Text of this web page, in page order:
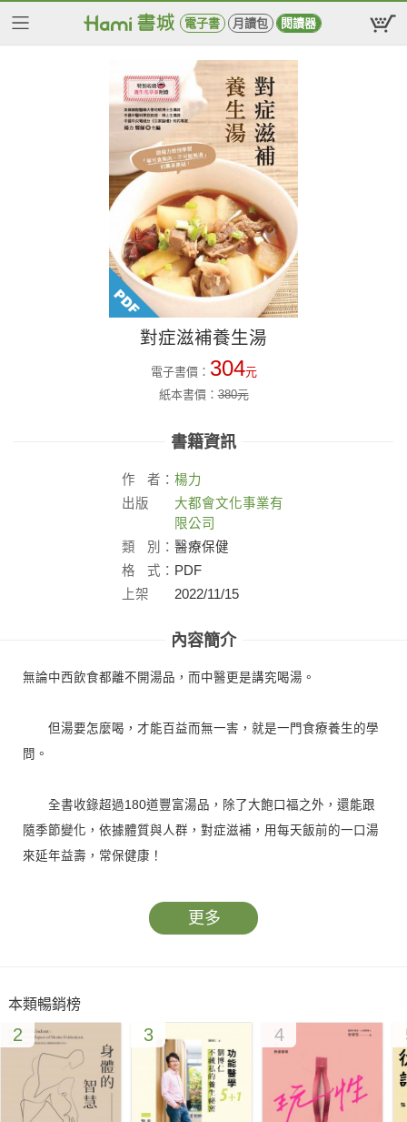
電子書 月讀包 閱讀器
對症滋補養生湯
電子書價： 304元
紙本書價：380元
書籍資訊
作 者： 楊力
出版
大都會文化事業有
限公司
類
別： 醫療保健
格
式： PDF
上架
2022/11/15
內容簡介
無論中西飲食都離不開湯品，而中醫更是講究喝湯。
但湯要怎麼喝，才能百益而無一害，就是一門食療養生的學
問。
全書收錄超過180道豐富湯品，除了大飽口福之外，還能跟
隨季節變化，依據體質與人群，對症滋補，用每天飯前的一口湯
來延年益壽，常保健康！
更多
本類暢銷榜
2 3 4